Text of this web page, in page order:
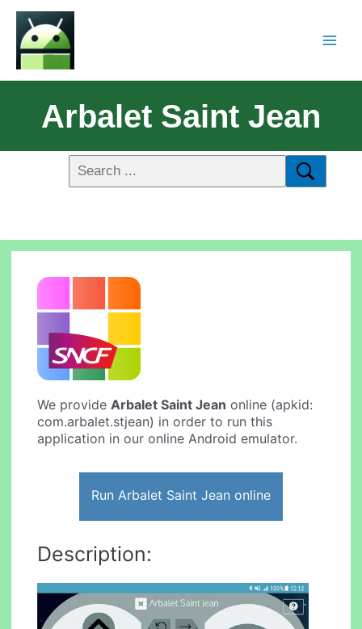
Arbalet Saint Jean
We provideArbalet Saint Jean online (apkid:
com.arbalet.stjean) in order to run this
application in our online Android emulator.
Run Arbalet Saint Jean online
Description: